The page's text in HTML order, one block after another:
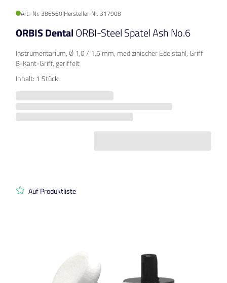
Art.-Nr. 386560|Hersteller-Nr. 317908
ORBIS DentalORBI-Steel Spatel Ash No.6
Instrumentarium, Ø 1,0 / 1,5 mm, medizinischer Edelstahl, Griff
8-Kant-Griff, geriffelt
Inhalt: 1 Stück
Auf Produktliste